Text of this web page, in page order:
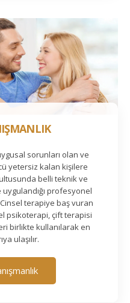
sorunları olan ve
yetersiz kalan kişilere
belli teknik ve
profesyonel
terapiye baş vuran
psikoterapi, çift terapisi
birlikte kullanılarak en
ulaşılır.